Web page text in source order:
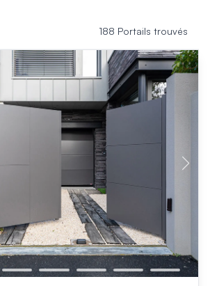
> Clôtures décoratives
> Claustras
corps et rambardes > Tous nos garde-
corps et rambardes > Garde-corps à
corps et rambardes > Garde-corps vitrés
corps et rambardes > Garde-corps
corps et rambardes > Clôtures
corps et rambardes > Aides à la montée
corps et rambardes > Séparatifs de
> Guide de choix
> Carports voiture
> Guide de choix
d'entrée > Porche d'entrée
extérieure > Cuisine extérieure
extérieur aluminium > Tous nos
188 Portails trouvés